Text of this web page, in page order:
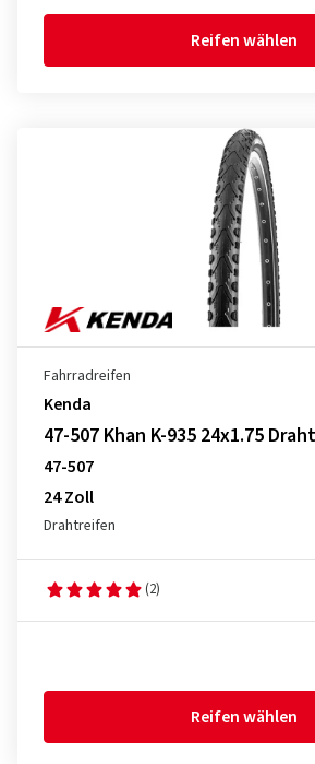
Reifen wählen
Fahrradreifen
Kenda
47-507 Khan K-935 24x1.75
47-507
24 Zoll
Drahtreifen
(2)
Reifen wählen